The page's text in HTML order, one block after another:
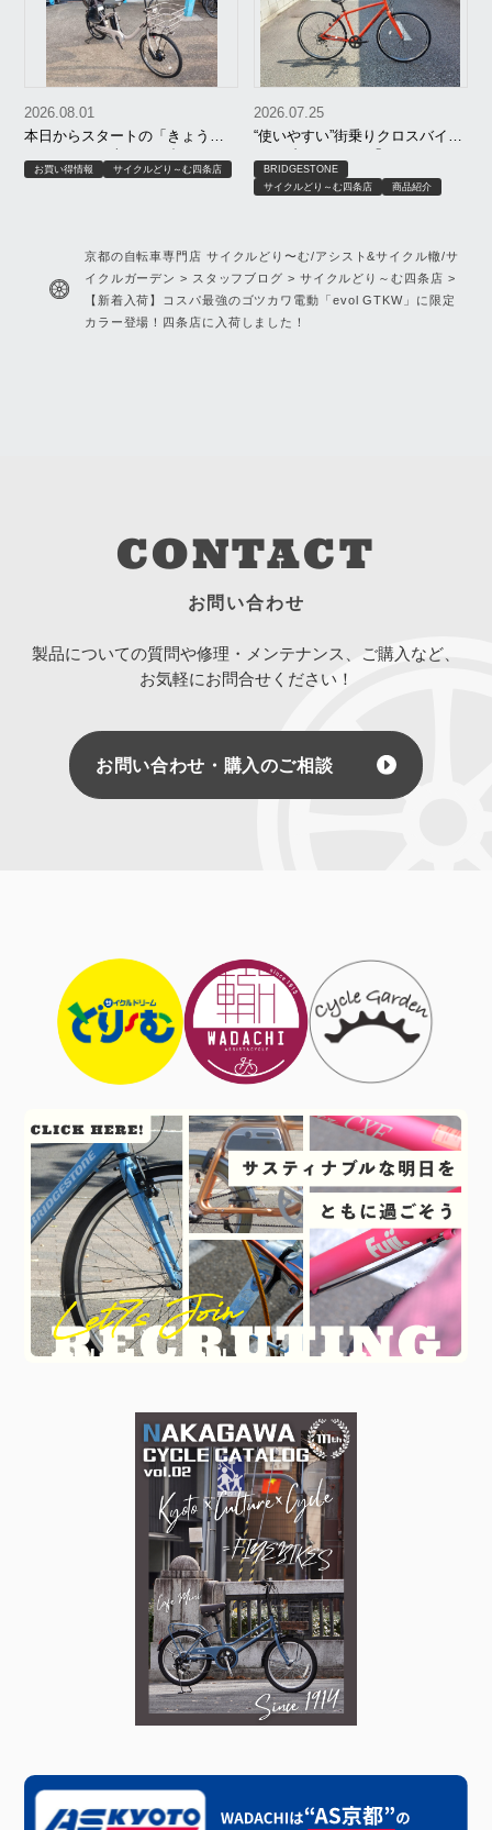
本日からスタートの「きょう
ぽ」！セール車と組み合わせて
さらにお買い得に！
2026.08.01
お買い得情報 サイクルどり～む四条店
“使いやすい”街乗りクロスバイ
ク！ブリヂストン「LB-1（エル
ビーワン）」
2026.07.25
BRIDGESTONE
サイクルどり～む四条店
商品紹介
京都の自転車専門店 サイクルどり〜む/アシスト&サイクル轍/サ
イクルガーデン > スタッフブログ > サイクルどり～む四条店 >
【新着入荷】コスパ最強のゴツカワ電動「evol GTKW」に限定
カラー登場！四条店に入荷しました！
CONTACT
お問い合わせ
製品についての質問や修理・メンテナンス、ご購入など、
お気軽にお問合せください！
お問い合わせ・購入のご相談